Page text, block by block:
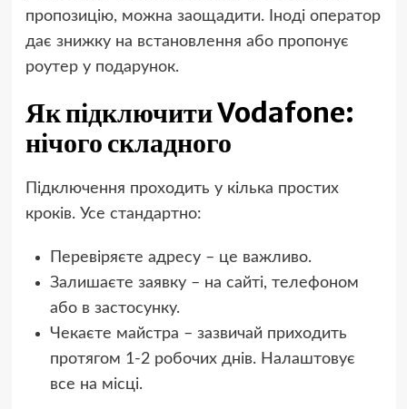
пропозицію, можна заощадити. Іноді оператор
дає знижку на встановлення або пропонує
роутер у подарунок.
Як підключити Vodafone:
нічого складного
Підключення проходить у кілька простих
кроків. Усе стандартно:
Перевіряєте адресу – це важливо.
Залишаєте заявку – на сайті, телефоном
або в застосунку.
Чекаєте майстра – зазвичай приходить
протягом 1-2 робочих днів. Налаштовує
все на місці.